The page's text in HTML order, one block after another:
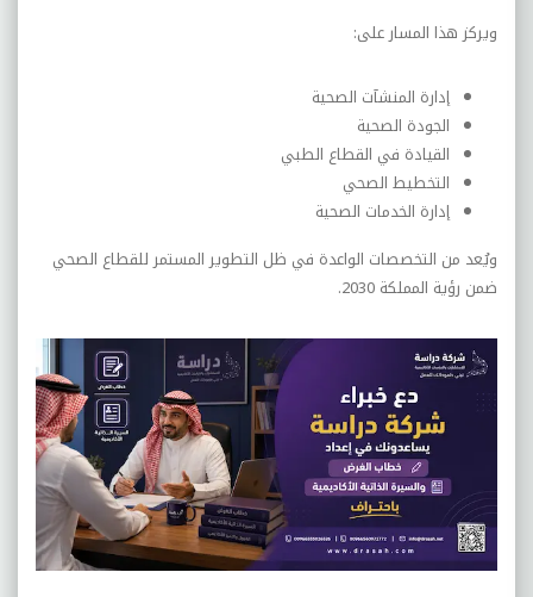
ويركز هذا المسار على:
إدارة المنشآت الصحية
الجودة الصحية
القيادة في القطاع الطبي
التخطيط الصحي
إدارة الخدمات الصحية
ويُعد من التخصصات الواعدة في ظل التطوير المستمر للقطاع الصحي
ضمن رؤية المملكة 2030.